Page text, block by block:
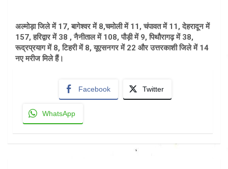
अल्मोड़ा जिले में 17, बागेश्वर में 8,चमोली में 11, चंपावत में 11, देहरादून में
157, हरिद्वार में 38 , नैनीताल में 108, पौड़ी में 9, पिथौरागढ़ में 38,
रूद्रप्रयाग में 8, टिहरी में 8, यूएसनगर में 22 और उत्तरकाशी जिले में 14
नए मरीज मिले हैं।
Facebook Twitter
WhatsApp